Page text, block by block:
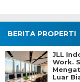
BERITA PROPERTI
JLL
Work.
Luar